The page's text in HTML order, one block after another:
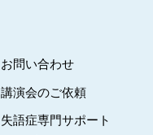
お問い合わせ
講演会のご依頼
失語症専門サポート